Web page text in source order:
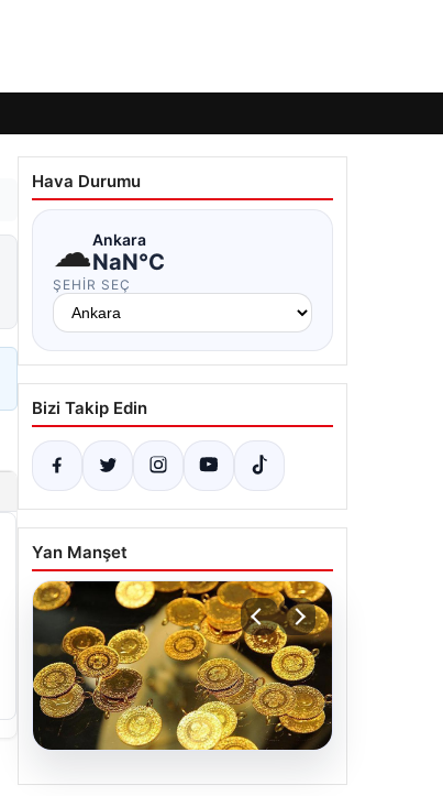
Hava Durumu
☁Ankara
NaN°C
ŞEHIR SEÇ
Bizi Takip Edin
Yan Manşet